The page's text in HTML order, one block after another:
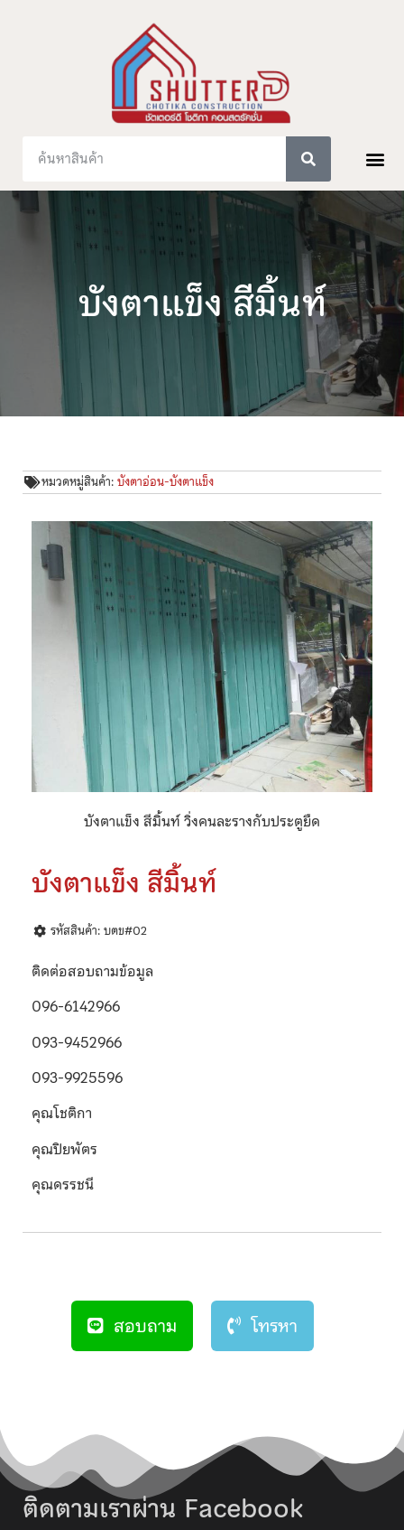
บังตาแข็ง สีมิ้นท์
หมวดหมู่สินค้า:บังตาอ่อน-บังตาแข็ง
บังตาแข็ง สีมิ้นท์ วิ่งคนละรางกับประตูยืด
บังตาแข็ง สีมิ้นท์
รหัสสินค้า: บตข#02
ติดต่อสอบถามข้อมูล
096-6142966
093-9452966
093-9925596
คุณโชติกา
คุณปิยพัตร
คุณดรรชนี
สอบถาม โทรหา
ติดตามเราผ่าน Facebook